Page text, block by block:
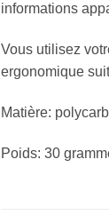
informations
Vous utilisez
ergonomique
Matière:
Poids: 30